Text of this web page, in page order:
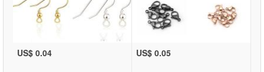
US$ 0.04 US$ 0.05